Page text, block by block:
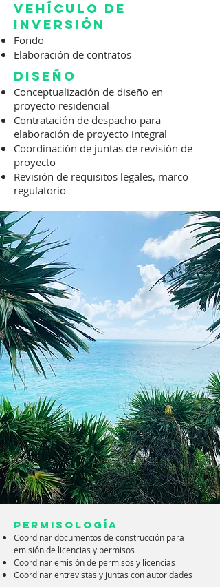
vehículo de
inversión
Fondo
Elaboración de contratos
diseño
Conceptualización de diseño en
proyecto residencial
Contratación de despacho para
elaboración de proyecto integral
Coordinación de juntas de revisión de
proyecto
Revisión de requisitos legales, marco
regulatorio
Permisología
Coordinar documentos de construcción para
emisión de licencias y permisos
Coordinar emisión de permisos y licencias
Coordinar entrevistas y juntas con autoridades